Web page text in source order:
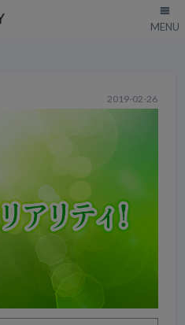
2019-02-26